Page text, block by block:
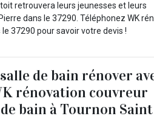
retrouvera leurs jeunesses et leurs
dans le 37290. Téléphonez WK
37290 pour savoir votre devis !
de bain rénover
rénovation couvreur
bain à Tournon Saint